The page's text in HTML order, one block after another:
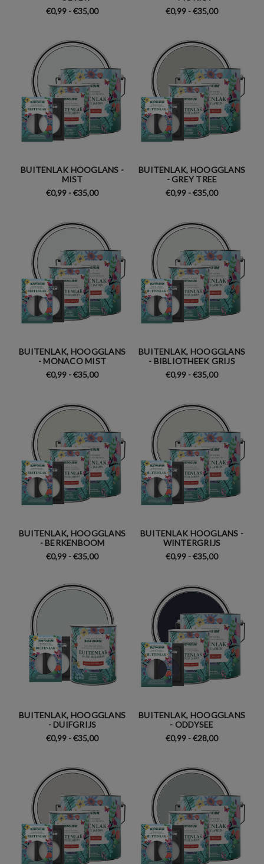
€0,99 - €35,00
€0,99 - €35,00
BUITENLAK HOOGLANS -
MIST
€0,99 - €35,00
BUITENLAK, HOOGGLANS
- GREY TREE
€0,99 - €35,00
BUITENLAK, HOOGGLANS
- MONACO MIST
€0,99 - €35,00
BUITENLAK, HOOGGLANS
- BIBLIOTHEEK GRIJS
€0,99 - €35,00
BUITENLAK, HOOGGLANS
- BERKENBOOM
€0,99 - €35,00
BUITENLAK HOOGLANS -
WINTERGRIJS
€0,99 - €35,00
BUITENLAK, HOOGGLANS
- DUIFGRIJS
€0,99 - €35,00
BUITENLAK, HOOGGLANS
- ODDYSEE
€0,99 - €28,00